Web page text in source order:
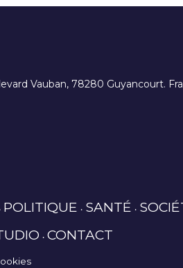
Vauban, 78280 Guyancourt.
POLITIQUE SANTÉ
CONTACT